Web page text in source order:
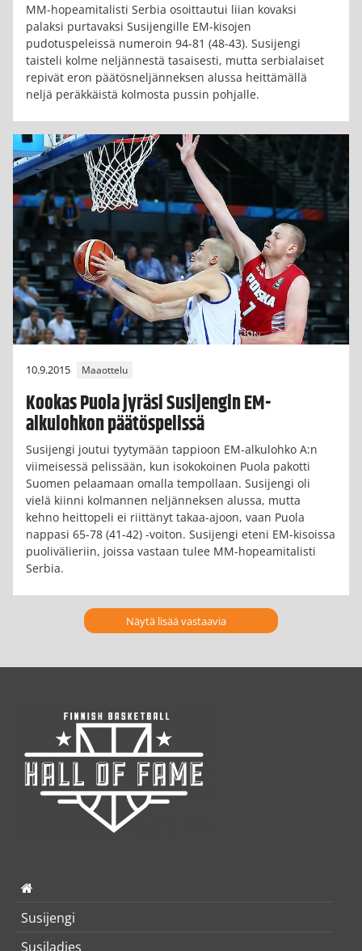
MM-hopeamitalisti Serbia osoittautui liian kovaksi
palaksi purtavaksi Susijengille EM-kisojen
pudotuspeleissä numeroin 94-81 (48-43). Susijengi
taisteli kolme neljännestä tasaisesti, mutta serbialaiset
repivät eron päätösneljänneksen alussa heittämällä
neljä peräkkäistä kolmosta pussin pohjalle.
10.9.2015 Maaottelu
Kookas Puola jyräsi Susijengin EM-
alkulohkon päätöspelissä
Susijengi joutui tyytymään tappioon EM-alkulohko A:n
viimeisessä pelissään, kun isokokoinen Puola pakotti
Suomen pelaamaan omalla tempollaan. Susijengi oli
vielä kiinni kolmannen neljänneksen alussa, mutta
kehno heittopeli ei riittänyt takaa-ajoon, vaan Puola
nappasi 65-78 (41-42) -voiton. Susijengi eteni EM-kisoissa
puolivälieriin, joissa vastaan tulee MM-hopeamitalisti
Serbia.
Näytä lisää vastaavia
Susijengi
Susiladies